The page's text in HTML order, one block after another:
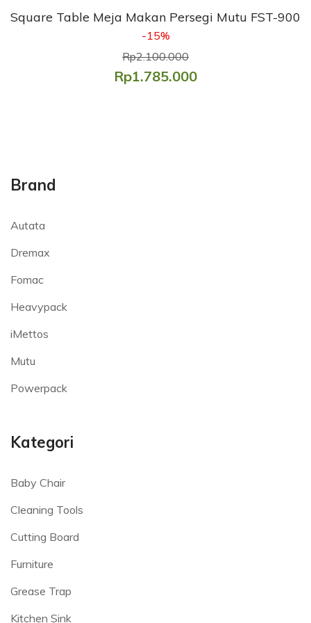
Brand
Autata
Dremax
Fomac
Heavypack
iMettos
Mutu
Powerpack
Kategori
Baby Chair
Cleaning Tools
Cutting Board
Furniture
Grease Trap
Kitchen Sink
Square Table Meja Makan Persegi Mutu FST-900
-15%
Rp2.100.000
Rp1.785.000